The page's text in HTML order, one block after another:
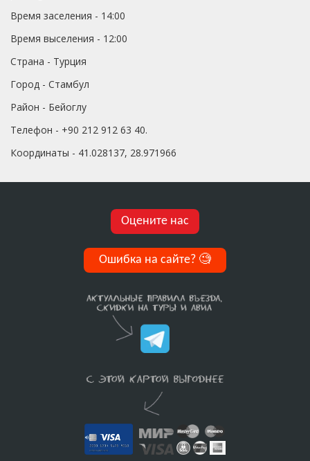
Время заселения - 14:00
Время выселения - 12:00
Страна - Турция
Город - Стамбул
Район - Бейоглу
Телефон - +90 212 912 63 40.
Координаты - 41.028137, 28.971966
Оцените нас
Ошибка на сайте? 🧐